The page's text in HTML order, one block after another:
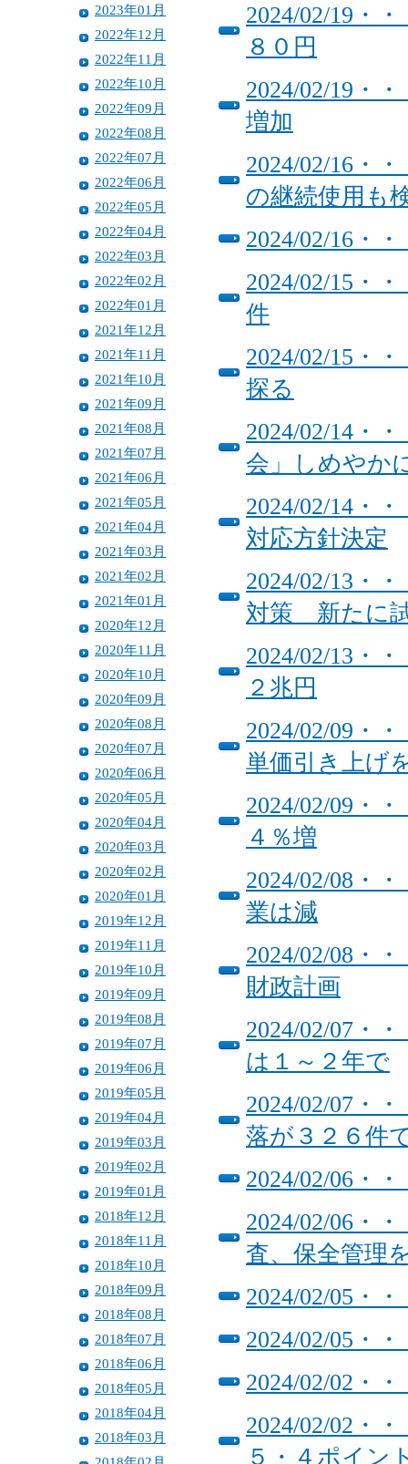
2023年01月
2022年12月
2022年11月
2022年10月
2022年09月
2022年08月
2022年07月
2022年06月
2022年05月
2022年04月
2022年03月
2022年02月
2022年01月
2021年12月
2021年11月
2021年10月
2021年09月
2021年08月
2021年07月
2021年06月
2021年05月
2021年04月
2021年03月
2021年02月
2021年01月
2020年12月
2020年11月
2020年10月
2020年09月
2020年08月
2020年07月
2020年06月
2020年05月
2020年04月
2020年03月
2020年02月
2020年01月
2019年12月
2019年11月
2019年10月
2019年09月
2019年08月
2019年07月
2019年06月
2019年05月
2019年04月
2019年03月
2019年02月
2019年01月
2018年12月
2018年11月
2018年10月
2018年09月
2018年08月
2018年07月
2018年06月
2018年05月
2018年04月
2018年03月
2024/02/19・
８０円
2024/02/19・
増加
2024/02/16・
の継続使用も
2024/02/16・
2024/02/15・
件
2024/02/15・
探る
2024/02/14・
会」しめやか
2024/02/14・
対応方針決定
2024/02/13・
対策 新たに
2024/02/13・
２兆円
2024/02/09・
単価引き上げ
2024/02/09・
４％増
2024/02/08・
業は減
2024/02/08・
財政計画
2024/02/07・
は１～２年で
2024/02/07・
落が３２６件
2024/02/06・
2024/02/06・
査、保全管理
2024/02/05・
2024/02/05・
2024/02/02・
2024/02/02・
５・４ポイン